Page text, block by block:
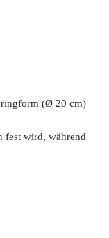
(Ø 20 cm)
fest wird, während